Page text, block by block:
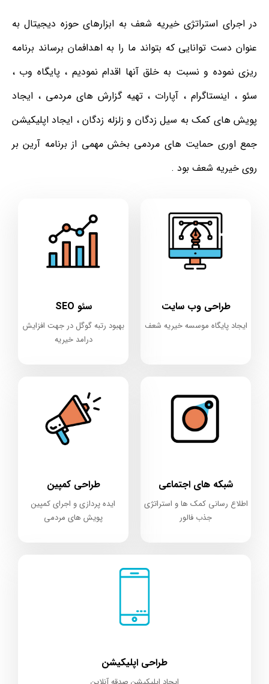
در اجرای استراتژی خیریه شعف به ابزارهای حوزه دیجیتال به
عنوان دست توانایی که بتواند ما را به اهدافمان برساند برنامه
ریزی نموده و نسبت به خلق آنها اقدام نمودیم ، پایگاه وب ،
سئو ، اینستاگرام ، آپارات ، تهیه گزارش های مردمی ، ایجاد
پویش های کمک به سیل زدگان و زلزله زدگان ، ایجاد اپلیکیشن
جمع اوری حمایت های مردمی بخش مهمی از برنامه آرین بر
روی خیریه شعف بود .
طراحی وب سایت
ایجاد پایگاه موسسه خیریه شعف
سئو SEO
بهبود رتبه گوگل در جهت افزایش
درامد خیریه
شبکه های اجتماعی
اطلاع رسانی کمک ها و استراتژی
جذب فالور
طراحی کمپین
ایده پردازی و اجرای کمپین
پویش های مردمی
طراحی اپلیکیشن